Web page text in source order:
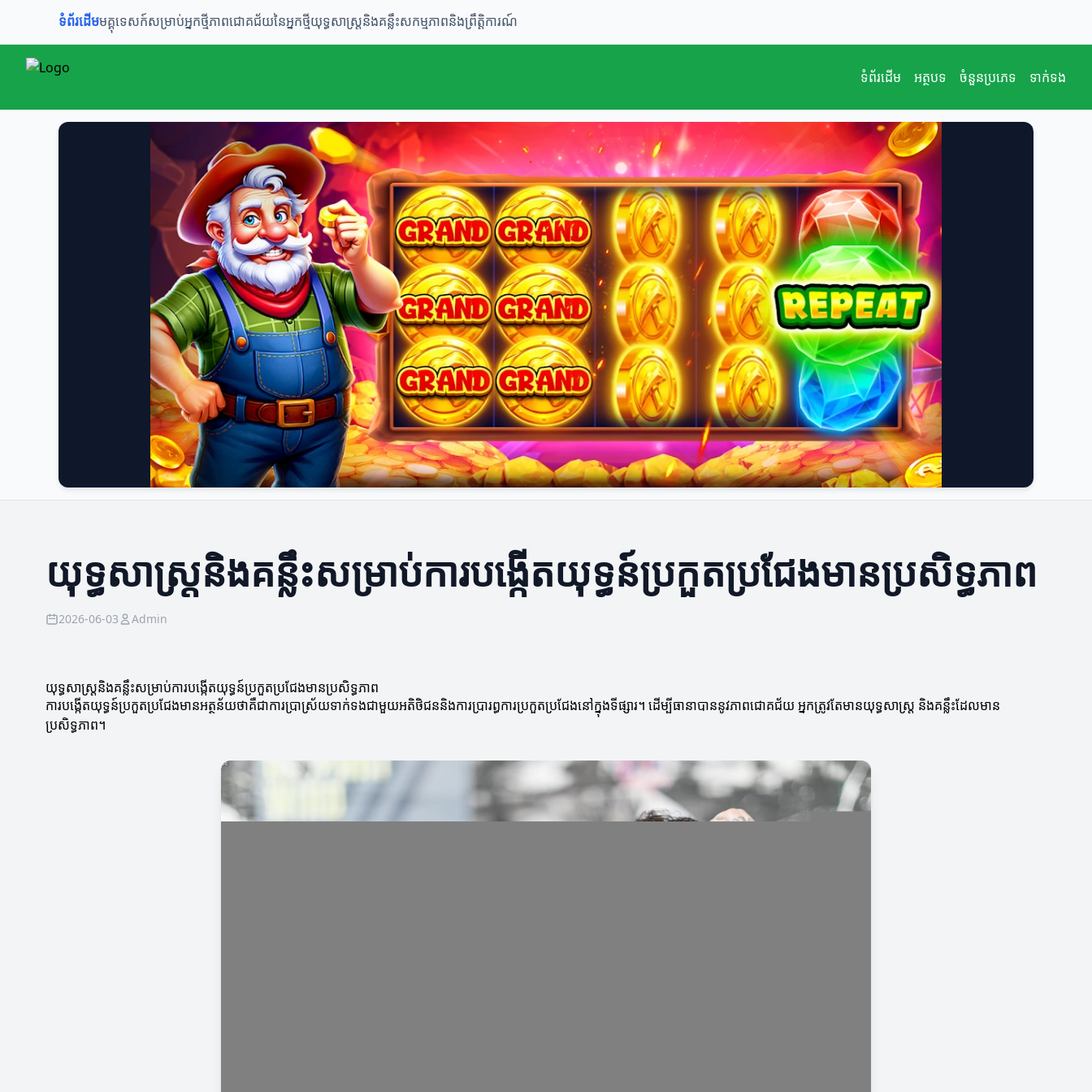
ទំព័រដើមមគ្គុទេសក៍សម្រាប់អ្នកថ្មីភាពជោគជ័យនៃអ្នកថ្មីយុទ្ធសាស្ត្រនិងគន្លឹះសកម្មភាពនិងព្រឹត្តិការណ៍
ទំព័រដើម អត្ថបទ ចំនួនប្រភេទ ទាក់ទង
យុទ្ធសាស្ត្រនិងគន្លឹះសម្រាប់ការបង្កើតយុទ្ធន៍ប្រកួតប្រជែងមានប្រសិទ្ធភាព
2026-06-03 Admin
យុទ្ធសាស្ត្រនិងគន្លឹះសម្រាប់ការបង្កើតយុទ្ធន៍ប្រកួតប្រជែងមានប្រសិទ្ធភាព
ការបង្កើតយុទ្ធន៍ប្រកួតប្រជែងមានអត្ថន័យថាគឺជាការប្រាស្រ័យទាក់ទងជាមួយអតិថិជននិងការប្រារព្ធការប្រកួតប្រជែងនៅក្នុងទីផ្សារ។ ដើម្បីធានាបាននូវភាពជោគជ័យ អ្នកត្រូវតែមានយុទ្ធសាស្ត្រ និងគន្លឹះដែលមាន
ប្រសិទ្ធភាព។